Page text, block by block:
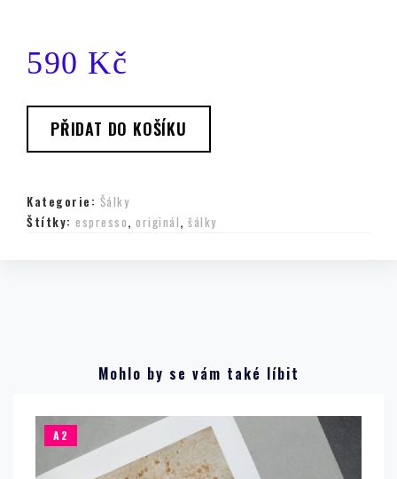
590 Kč
PŘIDAT DO KOŠÍKU
Kategorie: Šálky
Štítky: espresso, originál, šálky
Mohlo by se vám také líbit
A2